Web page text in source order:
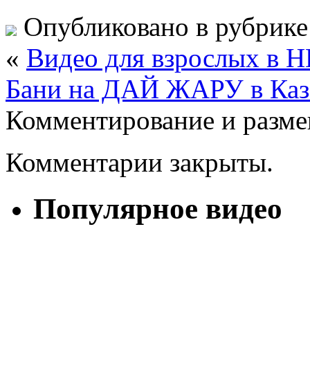
Опубликовано в
« Видео для взрослых в
Бани на ДАЙ ЖАРУ в
Комментирование и
Комментарии закрыты.
Популярное видео